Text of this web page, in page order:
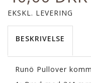
EKSKL. LEVERING
BESKRIVELSE
Runö Pullover